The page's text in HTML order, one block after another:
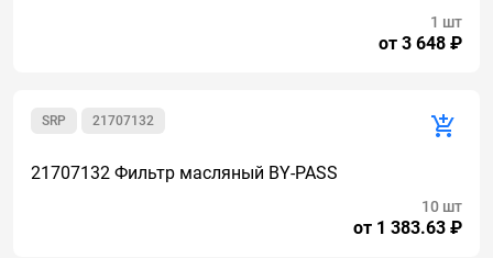
от 3 648 ₽
1 шт
21707132
SRP
21707132 Фильтр масляный BY-PASS
от 1 383.63 ₽
10 шт